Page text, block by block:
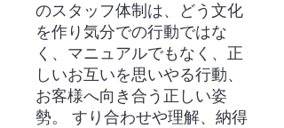
のスタッフ体制は、どう文化
を作り気分での行動ではな
く、マニュアルでもなく、正
しいお互いを思いやる行動、
お客様へ向き合う正しい姿
勢。 すり合わせや理解、納得